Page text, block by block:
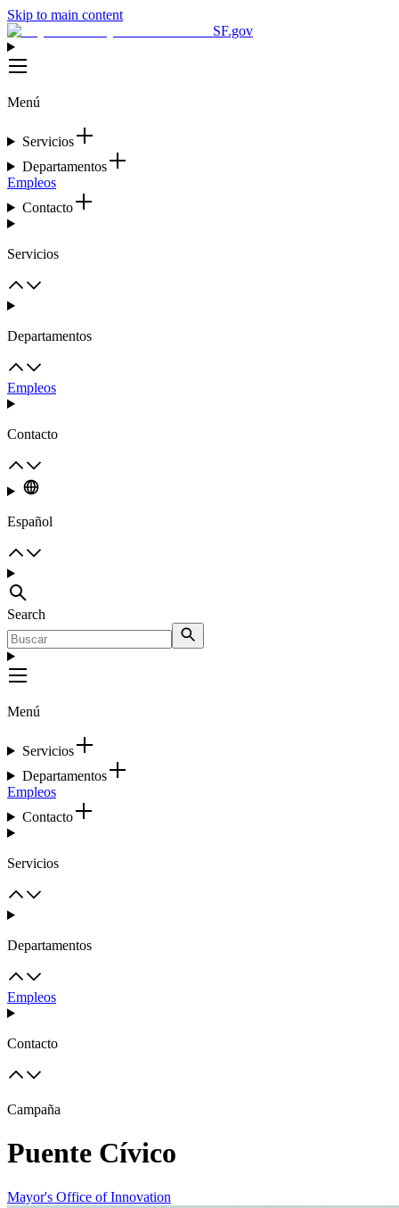
Skip to main content
SF.gov
Menú
Servicios
Departamentos
Empleos
Contacto
Servicios
Departamentos
Empleos
Contacto
Español
Search
Menú
Servicios
Departamentos
Empleos
Contacto
Servicios
Departamentos
Empleos
Contacto
Campaña
Puente Cívico
Mayor's Office of Innovation